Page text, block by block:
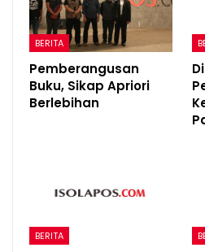
BERITA
Pemberangusan
Buku, Sikap Apriori
Berlebihan
BERITA